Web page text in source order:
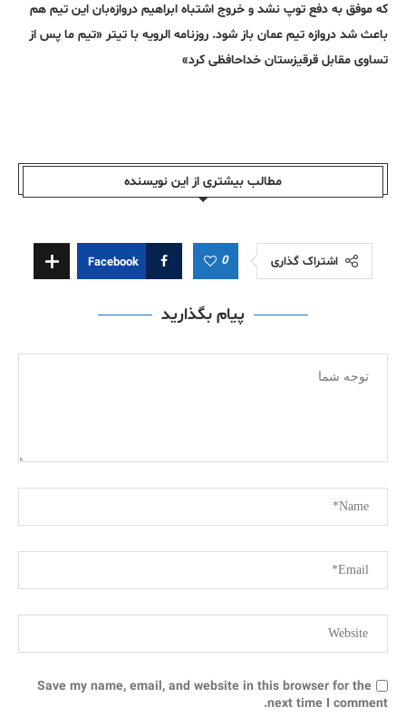
که موفق به دفع توپ نشد و خروج اشتباه ابراهیم دروازه‌بان این تیم هم
باعث شد دروازه تیم عمان باز شود. روزنامه الرویه با تیتر «تیم ما پس از
تساوی مقابل قرقیزستان خداحافظی کرد»
مطالب بیشتری از این نویسندە
اشتراک گذاری 0
Facebook
پیام بگذارید
Save my name, email, and website in this browser for the
next time I comment.